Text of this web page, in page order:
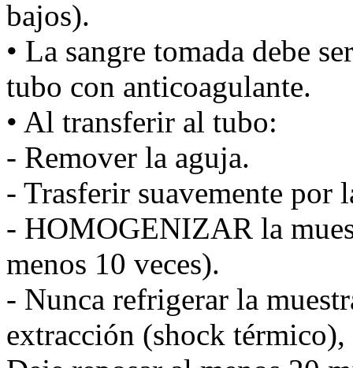
bajos).
• La sangre tomada debe
tubo con anticoagulante.
• Al transferir al tubo:
- Remover la aguja.
- Trasferir suavemente por
- HOMOGENIZAR la
menos 10 veces).
- Nunca refrigerar la
extracción (shock térmico),